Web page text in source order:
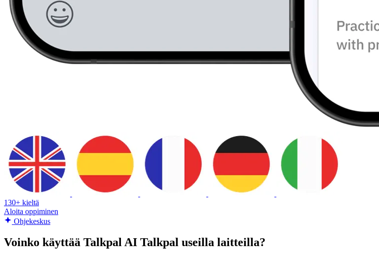
130+ kieltä
Aloita oppiminen
Ohjekeskus
Voinko käyttää Talkpal AI Talkpal useilla laitteilla?